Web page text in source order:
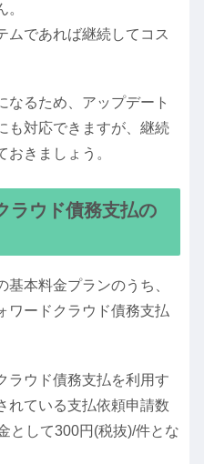
ムであれば継続してコス
なるため、アップデート
も対応できますが、継続
おきましょう。
ラウド債務支払の
本料金プランのうち、
ワードクラウド債務支払
ラウド債務支払を利用す
れている支払依頼申請数
として300円(税抜)/件とな